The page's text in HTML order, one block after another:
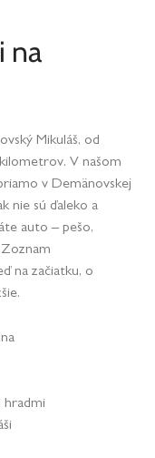
na
Mikuláš, od
V našom
v Demänovskej
nie sú ďaleko a
auto – pešo,
Zoznam
na začiatku, o
hradmi